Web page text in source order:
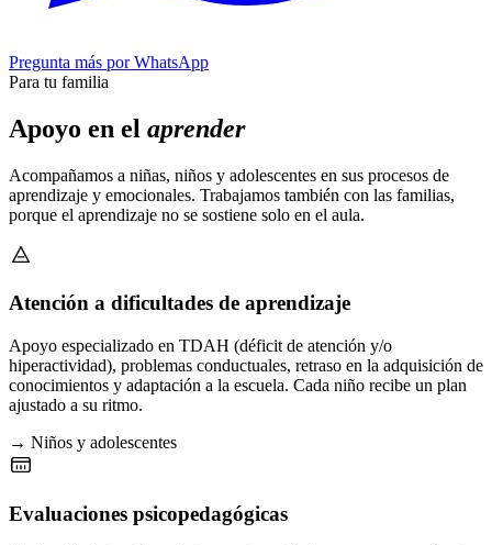
Pregunta más por WhatsApp
Para tu familia
Apoyo en el aprender
Acompañamos a niñas, niños y adolescentes en sus procesos de
aprendizaje y emocionales. Trabajamos también con las familias,
porque el aprendizaje no se sostiene solo en el aula.
Atención a dificultades de aprendizaje
Apoyo especializado en TDAH (déficit de atención y/o
hiperactividad), problemas conductuales, retraso en la adquisición de
conocimientos y adaptación a la escuela. Cada niño recibe un plan
ajustado a su ritmo.
→ Niños y adolescentes
Evaluaciones psicopedagógicas